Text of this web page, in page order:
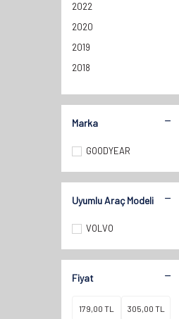
2022
2020
2019
2018
2016
2015
2014
2013
2010
2009
2008
2006
Marka
GOODYEAR
Uyumlu Araç Modeli
VOLVO
Fiyat